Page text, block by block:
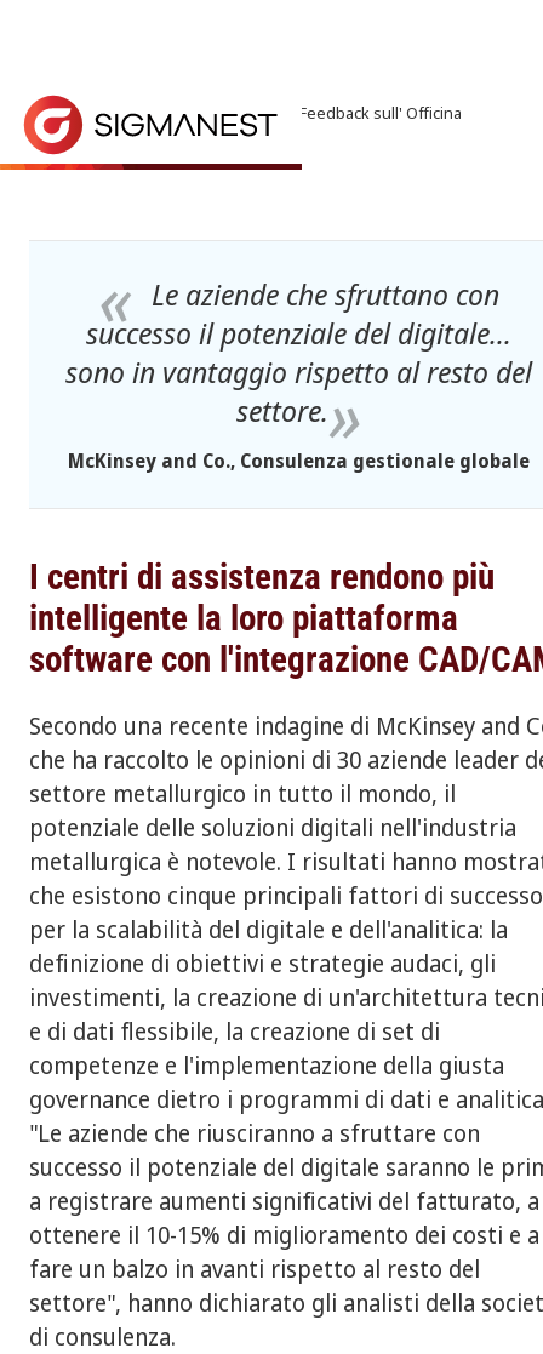
Home> Notizie ed Eventi >Notizie > Feedback sull' Officina
Le soluzioni digitali hanno il potenziale per
Feedback sull' Officina
Le aziende che sfruttano con
successo il potenziale del digitale...
sono in vantaggio rispetto al resto del
settore.
McKinsey and Co., Consulenza gestionale globale
I centri di assistenza rendono più
intelligente la loro piattaforma
software con l'integrazione CAD/
Secondo una recente indagine di McKinsey and
che ha raccolto le opinioni di 30 aziende leader
settore metallurgico in tutto il mondo, il
potenziale delle soluzioni digitali nell'industria
metallurgica è notevole. I risultati hanno
che esistono cinque principali fattori di successo
per la scalabilità del digitale e dell'analitica: la
definizione di obiettivi e strategie audaci, gli
investimenti, la creazione di un'architettura
e di dati flessibile, la creazione di set di
competenze e l'implementazione della giusta
governance dietro i programmi di dati e
"Le aziende che riusciranno a sfruttare con
successo il potenziale del digitale saranno le
a registrare aumenti significativi del fatturato, a
ottenere il 10-15% di miglioramento dei costi e a
fare un balzo in avanti rispetto al resto del
settore", hanno dichiarato gli analisti della
di consulenza.